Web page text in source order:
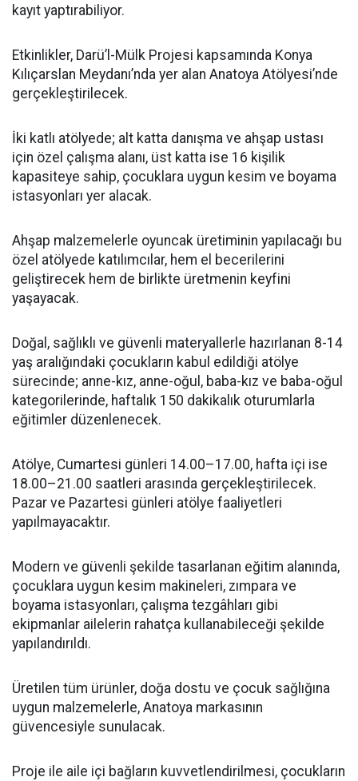
kayıt yaptırabiliyor.
Etkinlikler, Darü’l-Mülk Projesi kapsamında Konya
Kılıçarslan Meydanı’nda yer alan Anatoya Atölyesi’nde
gerçekleştirilecek.
İki katlı atölyede; alt katta danışma ve ahşap ustası
için özel çalışma alanı, üst katta ise 16 kişilik
kapasiteye sahip, çocuklara uygun kesim ve boyama
istasyonları yer alacak.
Ahşap malzemelerle oyuncak üretiminin yapılacağı bu
özel atölyede katılımcılar, hem el becerilerini
geliştirecek hem de birlikte üretmenin keyfini
yaşayacak.
Doğal, sağlıklı ve güvenli materyallerle hazırlanan 8-14
yaş aralığındaki çocukların kabul edildiği atölye
sürecinde; anne-kız, anne-oğul, baba-kız ve baba-oğul
kategorilerinde, haftalık 150 dakikalık oturumlarla
eğitimler düzenlenecek.
Atölye, Cumartesi günleri 14.00–17.00, hafta içi ise
18.00–21.00 saatleri arasında gerçekleştirilecek.
Pazar ve Pazartesi günleri atölye faaliyetleri
yapılmayacaktır.
Modern ve güvenli şekilde tasarlanan eğitim alanında,
çocuklara uygun kesim makineleri, zımpara ve
boyama istasyonları, çalışma tezgâhları gibi
ekipmanlar ailelerin rahatça kullanabileceği şekilde
yapılandırıldı.
Üretilen tüm ürünler, doğa dostu ve çocuk sağlığına
uygun malzemelerle, Anatoya markasının
güvencesiyle sunulacak.
Proje ile aile içi bağların kuvvetlendirilmesi, çocukların